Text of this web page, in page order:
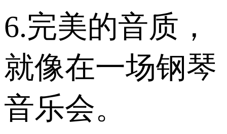
6.完美的音质，
就像在一场钢琴
音乐会。